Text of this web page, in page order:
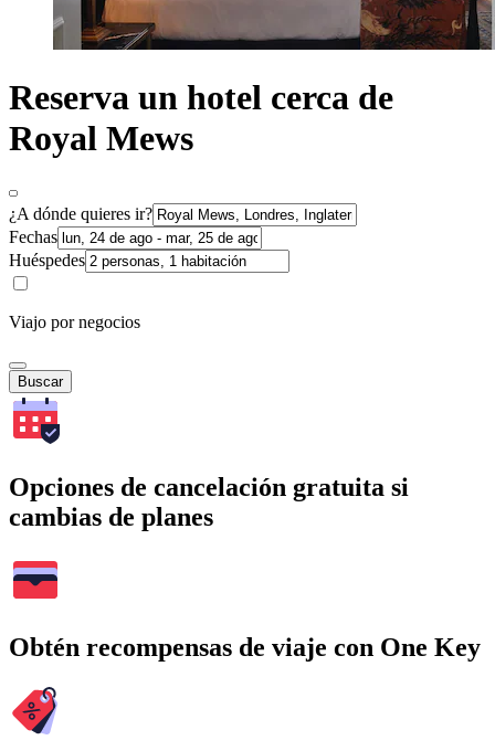
Reserva un hotel cerca de
Royal Mews
¿A dónde quieres ir?
Fechas
Huéspedes
Viajo por negocios
Buscar
Opciones de cancelación gratuita si
cambias de planes
Obtén recompensas de viaje con One Key